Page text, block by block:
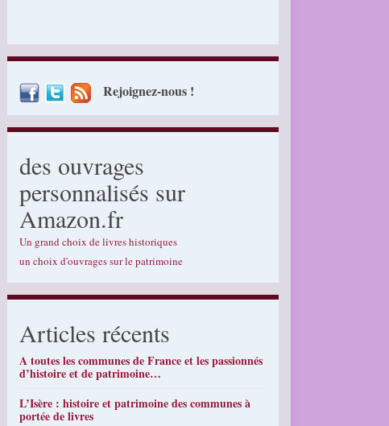
Rejoignez-nous !
des ouvrages
personnalisés sur
Amazon.fr
Un grand choix de livres historiques
un choix d'ouvrages sur le patrimoine
Articles récents
A toutes les communes de France et les passionnés
d’histoire et de patrimoine…
L’Isère : histoire et patrimoine des communes à
portée de livres